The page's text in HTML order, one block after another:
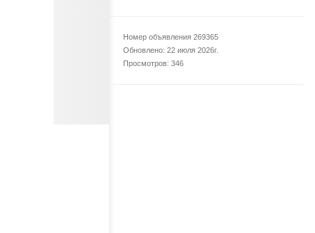
Номер объявления 269365
Обновлено: 22 июля 2026г.
Просмотров: 346